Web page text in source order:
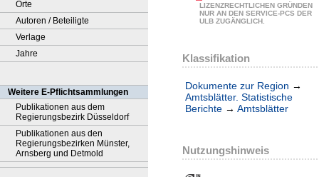
Orte
Autoren / Beteiligte
Verlage
Jahre
Weitere E-Pflichtsammlungen
Publikationen aus dem
Regierungsbezirk Düsseldorf
Publikationen aus den
Regierungsbezirken Münster,
Arnsberg und Detmold
LIZENZRECHTLICHEN GRÜNDEN
NUR AN DEN SERVICE-PCS DER
ULB ZUGÄNGLICH.
Klassifikation
Dokumente zur Region →
Amtsblätter. Statistische
Berichte → Amtsblätter
Nutzungshinweis